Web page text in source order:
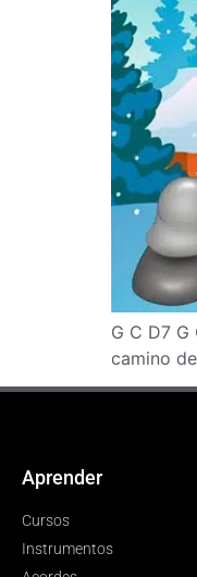
G C D7
camino
Aprender
Cursos
Instrumentos